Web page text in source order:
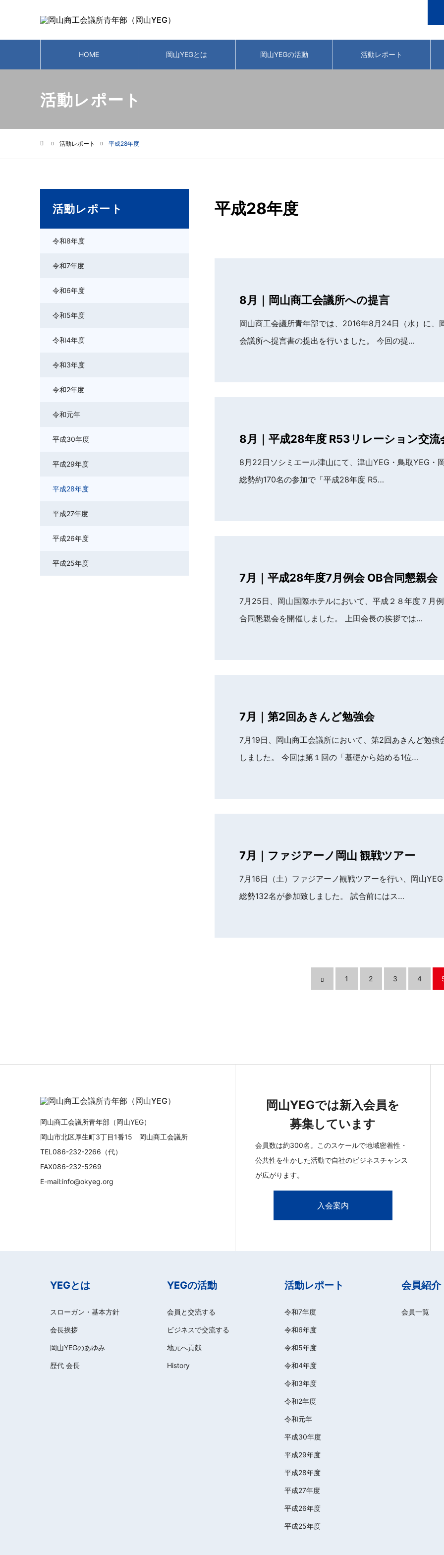
HOME 岡山YEGとは 岡山YEGの活動 活動レポート
活動レポート
活動レポート 平成28年度
平成28年度
8月｜岡山商工会議所への提言
岡山商工会議所青年部では、2016年8月24日（水）に、
会議所へ提言書の提出を行いました。 今回の提…
8月｜平成28年度 R53リレーション交流
8月22日ソシミエール津山にて、津山YEG・鳥取YEG・
総勢約170名の参加で「平成28年度 R5…
7月｜平成28年度7月例会 OB合同懇親会
7月25日、岡山国際ホテルにおいて、平成２８年度７月
合同懇親会を開催しました。 上田会長の挨拶では…
7月｜第2回あきんど勉強会
7月19日、岡山商工会議所において、第2回あきんど勉強
しました。 今回は第１回の「基礎から始める1位…
7月｜ファジアーノ岡山 観戦ツアー
7月16日（土）ファジアーノ観戦ツアーを行い、岡山
総勢132名が参加致しました。 試合前にはス…
1 2 3 4
活動レポート
令和8年度
令和7年度
令和6年度
令和5年度
令和4年度
令和3年度
令和2年度
令和元年
平成30年度
平成29年度
平成28年度
平成27年度
平成26年度
平成25年度
岡山商工会議所青年部（岡山YEG）
岡山市北区厚生町3丁目1番15 岡山商工会議所
TEL086-232-2266（代）
FAX086-232-5269
E-mail:info@okyeg.org
岡山YEGでは新入会員を
募集しています
会員数は約300名。このスケールで地域密着性・
公共性を生かした活動で自社のビジネスチャンス
が広がります。
入会案内
YEGとは
スローガン・基本方針
会長挨拶
岡山YEGのあゆみ
歴代 会長
YEGの活動
会員と交流する
ビジネスで交流する
地元へ貢献
History
活動レポート
令和7年度
令和6年度
令和5年度
令和4年度
令和3年度
令和2年度
令和元年
平成30年度
平成29年度
平成28年度
平成27年度
平成26年度
平成25年度
会員紹介
会員一覧